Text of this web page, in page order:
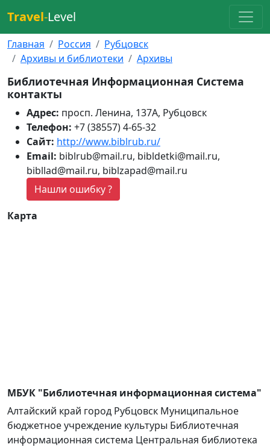
Travel-Level
Главная Россия
Рубцовск
Архивы и библиотеки
Архивы
Библиотечная Информационная Система
контакты
Адрес: просп. Ленина, 137А, Рубцовск
Телефон: +7 (38557) 4-65-32
Сайт: http://www.biblrub.ru/
Email: biblrub@mail.ru, bibldetki@mail.ru,
bibllad@mail.ru, biblzapad@mail.ru
Нашли ошибку ?
Карта
МБУК "Библиотечная информационная система"
Алтайский край город Рубцовск Муниципальное
бюджетное учреждение культуры Библиотечная
информационная система Центральная библиотека